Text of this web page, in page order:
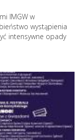
IMGW w
wystąpienia
intensywne opady